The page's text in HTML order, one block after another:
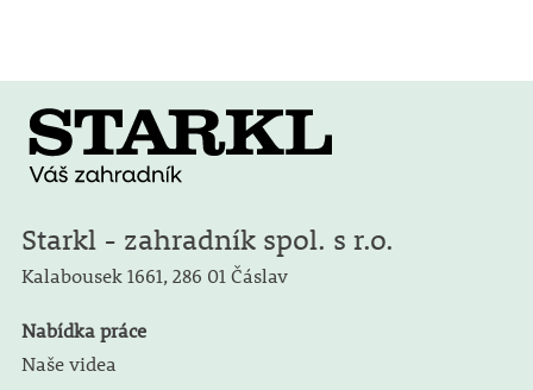
Starkl - zahradník spol. s r.o.
Kalabousek 1661, 286 01 Čáslav
Nabídka práce
Naše videa